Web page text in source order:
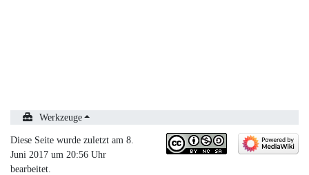
Werkzeuge
Diese Seite wurde zuletzt am 8.
Juni 2017 um 20:56 Uhr
bearbeitet.